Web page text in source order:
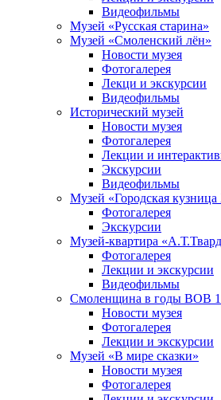
Видеофильмы
Музей «Русская старина»
Музей «Смоленский лён»
Новости музея
Фотогалерея
Лекци и экскурсии
Видеофильмы
Исторический музей
Новости музея
Фотогалерея
Лекции и
Экскурсии
Видеофильмы
Музей «Городская
Фотогалерея
Экскурсии
Музей-квартира
Фотогалерея
Лекции и экскурсии
Видеофильмы
Смоленщина в годы ВОВ
Новости музея
Фотогалерея
Лекции и экскурсии
Музей «В мире сказки»
Новости музея
Фотогалерея